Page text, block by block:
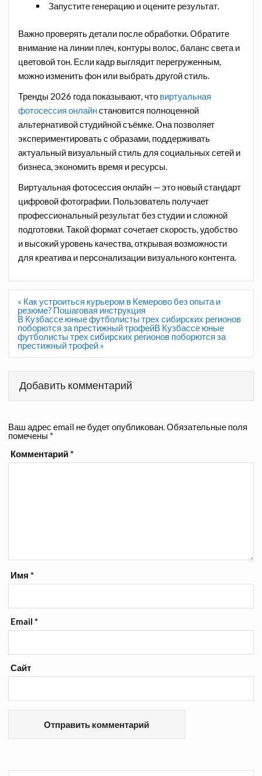
Запустите генерацию и оцените результат.
Важно проверять детали после обработки. Обратите
внимание на линии плеч, контуры волос, баланс света и
цветовой тон. Если кадр выглядит перегруженным,
можно изменить фон или выбрать другой стиль.
Тренды 2026 года показывают, что виртуальная
фотосессия онлайнстановится полноценной
альтернативой студийной съёмке. Она позволяет
экспериментировать с образами, поддерживать
актуальный визуальный стиль для социальных сетей и
бизнеса, экономить время и ресурсы.
Виртуальная фотосессия онлайн — это новый стандарт
цифровой фотографии. Пользователь получает
профессиональный результат без студии и сложной
подготовки. Такой формат сочетает скорость, удобство
и высокий уровень качества, открывая возможности
для креатива и персонализации визуального контента.
Навигация
по
записям
« Как устроиться курьером в Кемерово без опыта и
резюме? Пошаговая инструкция
В Кузбассе юные футболисты трех сибирских регионов
поборются за престижный трофейВ Кузбассе юные
футболисты трех сибирских регионов поборются за
престижный трофей »
Добавить комментарий
Ваш адрес email не будет опубликован.Обязательные поля
помечены *
Комментарий*
Имя*
Email*
Сайт